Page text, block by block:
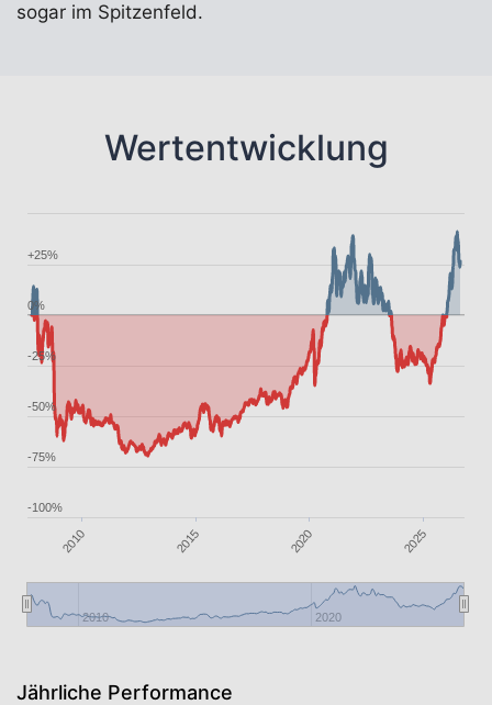
sogar im Spitzenfeld.
Wertentwicklung
2010 2015 2020 2025
2010 2020
-100%
-75%
-50%
-25%
0%
+25%
Jährliche Performance